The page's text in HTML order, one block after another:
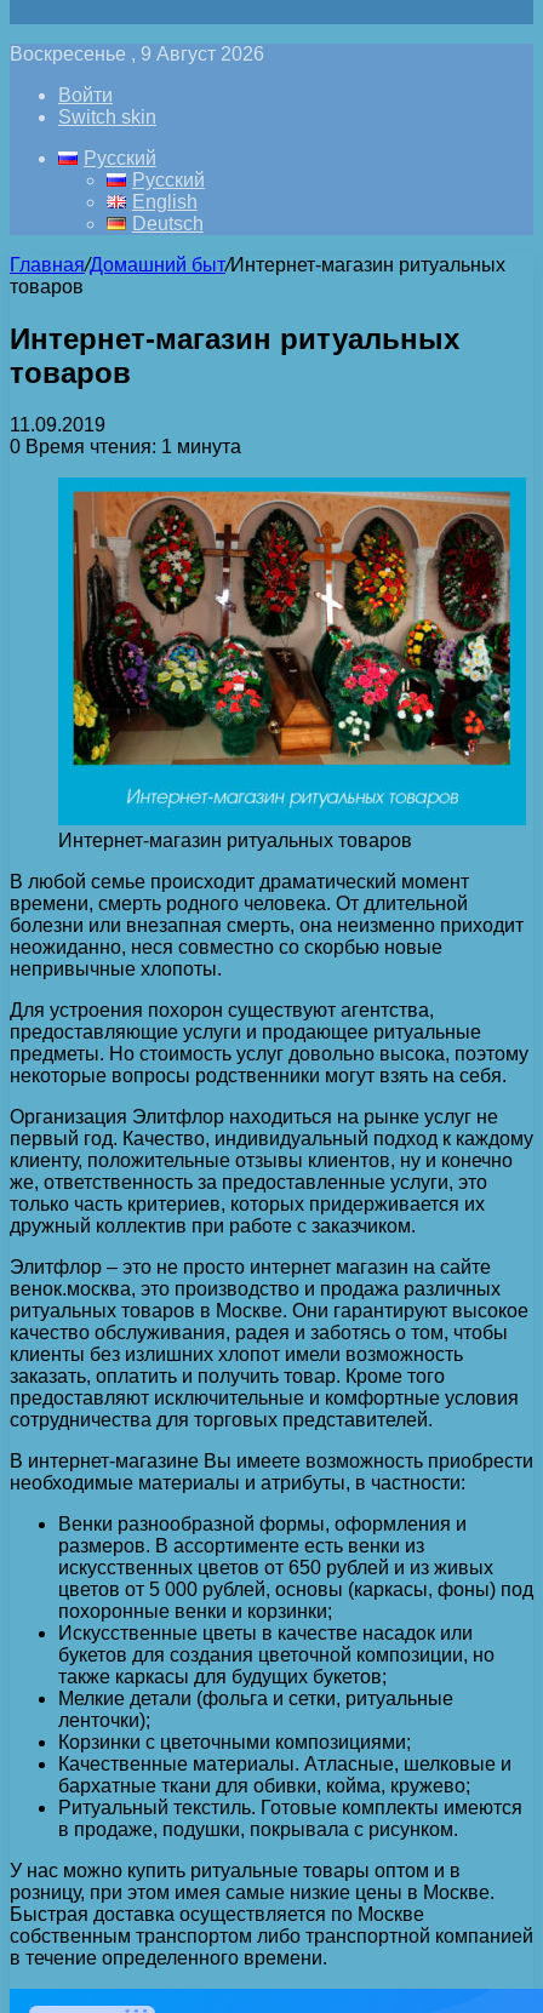
Воскресенье , 9 Август 2026
Войти
Switch skin
Русский
Русский
English
Deutsch
Главная/Домашний быт/Интернет-магазин ритуальных
товаров
Интернет-магазин ритуальных
товаров
11.09.2019
0 Время чтения: 1 минута
Интернет-магазин ритуальных товаров
В любой семье происходит драматический момент
времени, смерть родного человека. От длительной
болезни или внезапная смерть, она неизменно приходит
неожиданно, неся совместно со скорбью новые
непривычные хлопоты.
Для устроения похорон существуют агентства,
предоставляющие услуги и продающее ритуальные
предметы. Но стоимость услуг довольно высока, поэтому
некоторые вопросы родственники могут взять на себя.
Организация Элитфлор находиться на рынке услуг не
первый год. Качество, индивидуальный подход к каждому
клиенту, положительные отзывы клиентов, ну и конечно
же, ответственность за предоставленные услуги, это
только часть критериев, которых придерживается их
дружный коллектив при работе с заказчиком.
Элитфлор – это не просто интернет магазин на сайте
венок.москва, это производство и продажа различных
ритуальных товаров в Москве. Они гарантируют высокое
качество обслуживания, радея и заботясь о том, чтобы
клиенты без излишних хлопот имели возможность
заказать, оплатить и получить товар. Кроме того
предоставляют исключительные и комфортные условия
сотрудничества для торговых представителей.
В интернет-магазине Вы имеете возможность приобрести
необходимые материалы и атрибуты, в частности:
Венки разнообразной формы, оформления и
размеров. В ассортименте есть венки из
искусственных цветов от 650 рублей и из живых
цветов от 5 000 рублей, основы (каркасы, фоны) под
похоронные венки и корзинки;
Искусственные цветы в качестве насадок или
букетов для создания цветочной композиции, но
также каркасы для будущих букетов;
Мелкие детали (фольга и сетки, ритуальные
ленточки);
Корзинки с цветочными композициями;
Качественные материалы. Атласные, шелковые и
бархатные ткани для обивки, койма, кружево;
Ритуальный текстиль. Готовые комплекты имеются
в продаже, подушки, покрывала с рисунком.
У нас можно купить ритуальные товары оптом и в
розницу, при этом имея самые низкие цены в Москве.
Быстрая доставка осуществляется по Москве
собственным транспортом либо транспортной компанией
в течение определенного времени.